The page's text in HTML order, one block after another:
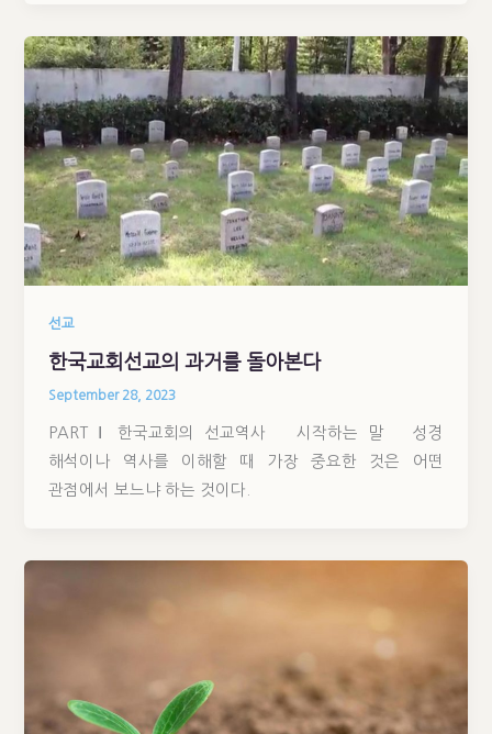
선교
한국교회선교의 과거를 돌아본다
September 28, 2023
PART Ⅰ 한국교회의 선교역사 시작하는 말 성경
해석이나 역사를 이해할 때 가장 중요한 것은 어떤
관점에서 보느냐 하는 것이다.